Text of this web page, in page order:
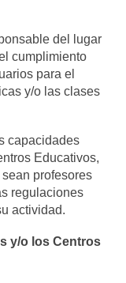
del lugar
cumplimiento
para el
y/o las clases
capacidades
Educativos,
profesores
regulaciones
actividad.
y/o los Centros